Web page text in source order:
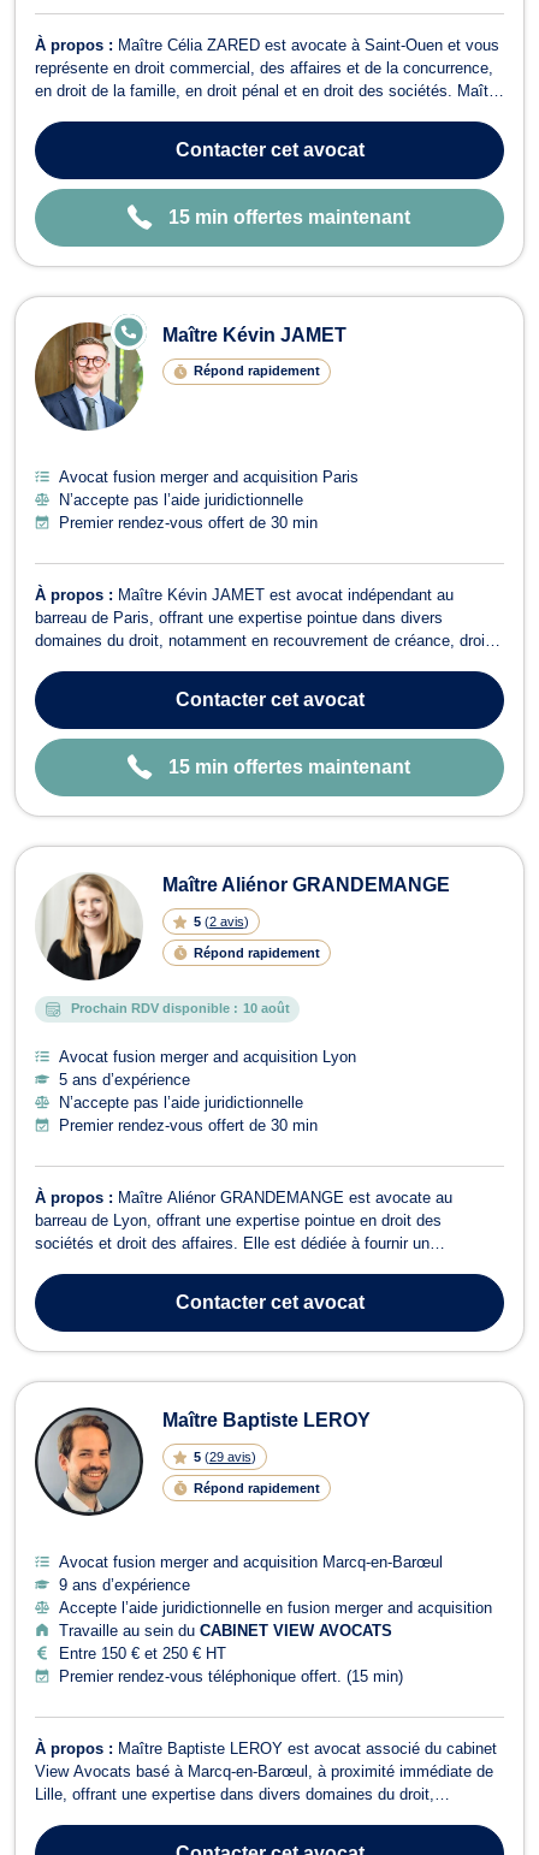
À propos : Maître Célia ZARED est avocate à Saint-Ouen et vous
représente en droit commercial, des affaires et de la concurrence,
en droit de la famille, en droit pénal et en droit des sociétés. Maître
concurrence dans le cadre des dossiers liés aux cessions de parts
so...
Contactercet avocat
15 min offertes maintenant
Maître Kévin JAMET
Répond rapidement
E
N
LI
E
Avocat fusion merger and acquisition Paris
N’accepte pas l’aide juridictionnelle
Premier rendez-vous offert de 30 min
À propos : Maître Kévin JAMET est avocat indépendant au
barreau de Paris, offrant une expertise pointue dans divers
domaines du droit, notamment en recouvrement de créance, droit
associations et fondations et baux commerciaux. En matière de
recouvrement de créance, Maître...
Contactercet avocat
15 min offertes maintenant
Maître Aliénor GRANDEMANGE
5 (2 avis)
Répond rapidement
Prochain RDV disponible : 10 août
Avocat fusion merger and acquisition Lyon
5 ans d’expérience
N’accepte pas l’aide juridictionnelle
Premier rendez-vous offert de 30 min
À propos : Maître Aliénor GRANDEMANGE est avocate au
barreau de Lyon, offrant une expertise pointue en droit des
sociétés et droit des affaires. Elle est dédiée à fournir un
et sécuriser vos projets entrepreneuriaux. En droit des sociétés,
Maître GRANDEMANGE vous assist...
Contactercet avocat
Maître Baptiste LEROY
5 (29 avis)
Répond rapidement
Avocat fusion merger and acquisition Marcq-en-Barœul
9 ans d’expérience
Accepte l’aide juridictionnelle en fusion merger and acquisition
Travaille au sein du CABINET VIEW AVOCATS
Entre 150 € et 250 € HT
Premier rendez-vous téléphonique offert. (15 min)
À propos : Maître Baptiste LEROY est avocat associé du cabinet
View Avocats basé à Marcq-en-Barœul, à proximité immédiate de
Lille, offrant une expertise dans divers domaines du droit,
affaires, et droit des contrats. Maître LEROY se distingue par son